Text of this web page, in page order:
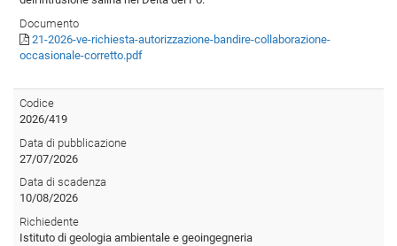
Documento
21-2026-ve-richiesta-autorizzazione-bandire-collaborazione-
occasionale-corretto.pdf
Codice
2026/419
Data di pubblicazione
27/07/2026
Data di scadenza
10/08/2026
Richiedente
Istituto di geologia ambientale e geoingegneria